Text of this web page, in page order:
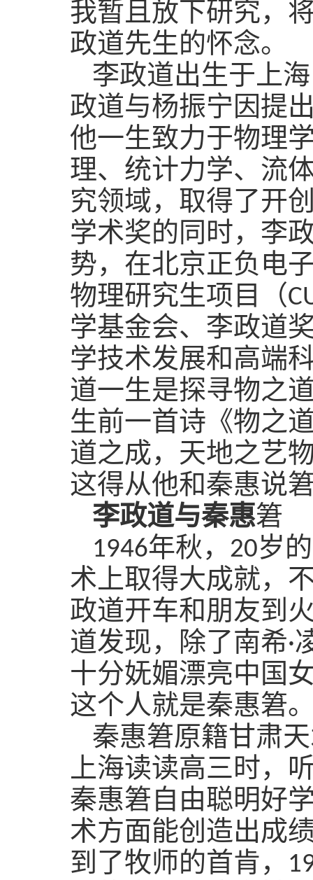
我暂且放下研究，
政道先生的怀念。
李政道出生于上
政道与杨振宁因提
他一生致力于物理
理、统计力学、流
究领域， 取得 了开
学术奖的同时，李
势，在北京正负电
物理研究生项目（
学基金会、李政道
学技术发展和高端
道一生是探寻物之
生前一首诗《物之
道之成，天地之艺
这得从他和秦惠说
李政道与秦惠䇹
1946年秋， 20岁
术上取得大成就，
政道开车和朋友到
道发现，除了南希·
十分妩媚漂亮中国
这个人就是秦惠䇹
秦惠䇹原籍甘肃
上海读读高三时，
秦惠䇹自由聪明好
术方面能创造出成
到了牧师的首肯，